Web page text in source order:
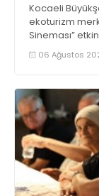
Kocaeli
ekoturizm
Sineması”
06 Ağustos